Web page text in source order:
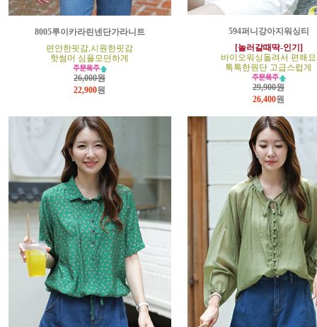
8005루이카라린넨단가라니트
편안한핏감,시원한핏감
핫썸머 심플모던하게
26,000원
22,900원
594퍼니강아지워싱티
[놀러갈때딱-인기]
바이오워싱돌려서 편해요
톡톡한원단 고급스럽게
29,900원
26,400원